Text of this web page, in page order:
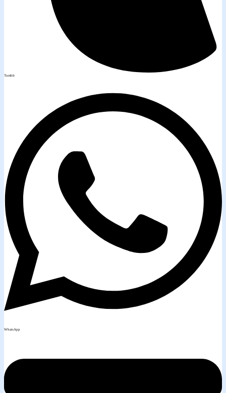
Tumblr
WhatsApp